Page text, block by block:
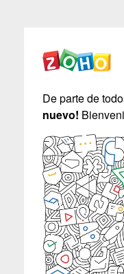
De parte de
nuevo!